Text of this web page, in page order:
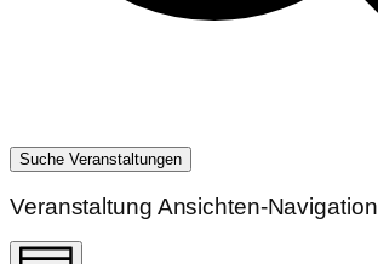
Suche Veranstaltungen
Veranstaltung Ansichten-Navigation